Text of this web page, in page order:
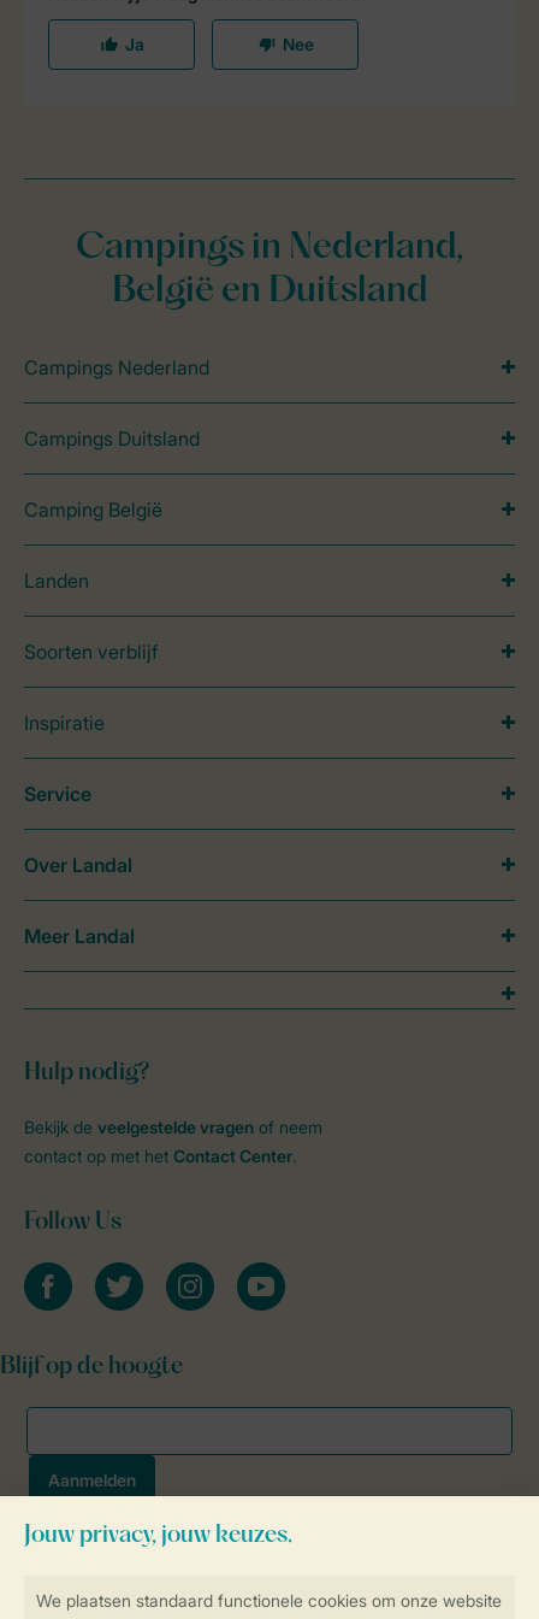
Campings in Nederland,
België en Duitsland
Campings Nederland
Campings Duitsland
Camping België
Landen
Soorten verblijf
Inspiratie
Hulp nodig?
Bekijk de veelgestelde vragen of neem
contact op met het Contact Center.
Follow Us
facebooktwitter instagramyoutube
Blijf op de hoogte
Service
Over Landal
Meer Landal